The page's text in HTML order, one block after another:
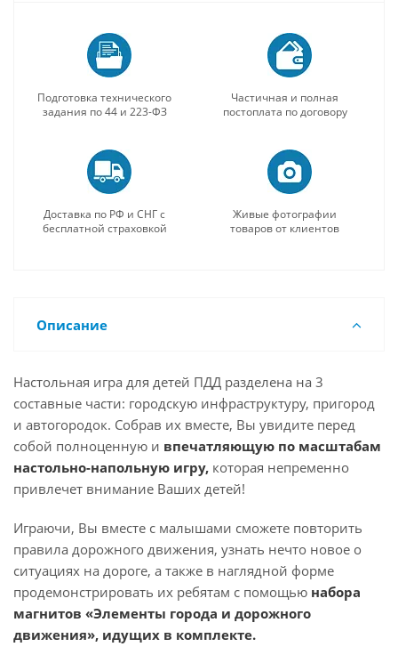
Подготовка технического
задания по 44 и 223-ФЗ
Частичная и полная
постоплата по договору
Доставка по РФ и СНГ с
бесплатной страховкой
Живые фотографии
товаров от клиентов
Описание
Настольная игра для детей ПДД разделена на 3
составные части: городскую инфраструктуру, пригород
и автогородок. Собрав их вместе, Вы увидите перед
собой полноценную и впечатляющую по масштабам
настольно-напольную игру, которая непременно
привлечет внимание Ваших детей!
Играючи, Вы вместе с малышами сможете повторить
правила дорожного движения, узнать нечто новое о
ситуациях на дороге, а также в наглядной форме
продемонстрировать их ребятам с помощью набора
магнитов «Элементы города и дорожного
движения», идущих в комплекте.